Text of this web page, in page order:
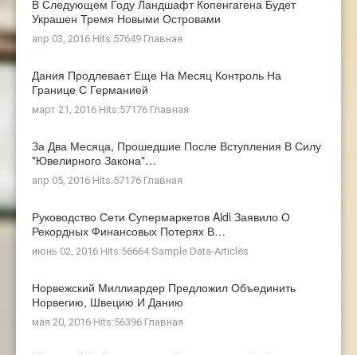
В Следующем Году Ландшафт Копенгагена Будет
Украшен Тремя Новыми Островами
апр 03, 2016 Hits:57649 Главная
Дания Продлевает Еще На Месяц Контроль На
Границе С Германией
март 21, 2016 Hits:57176 Главная
За Два Месяца, Прошедшие После Вступления В Силу
"ювелирного Закона"…
апр 05, 2016 Hits:57176 Главная
Руководство Сети Супермаркетов Aldi Заявило О
Рекордных Финансовых Потерях В…
июнь 02, 2016 Hits:56664 Sample Data-Articles
Норвежский Миллиардер Предложил Объединить
Норвегию, Швецию И Данию
мая 20, 2016 Hits:56396 Главная